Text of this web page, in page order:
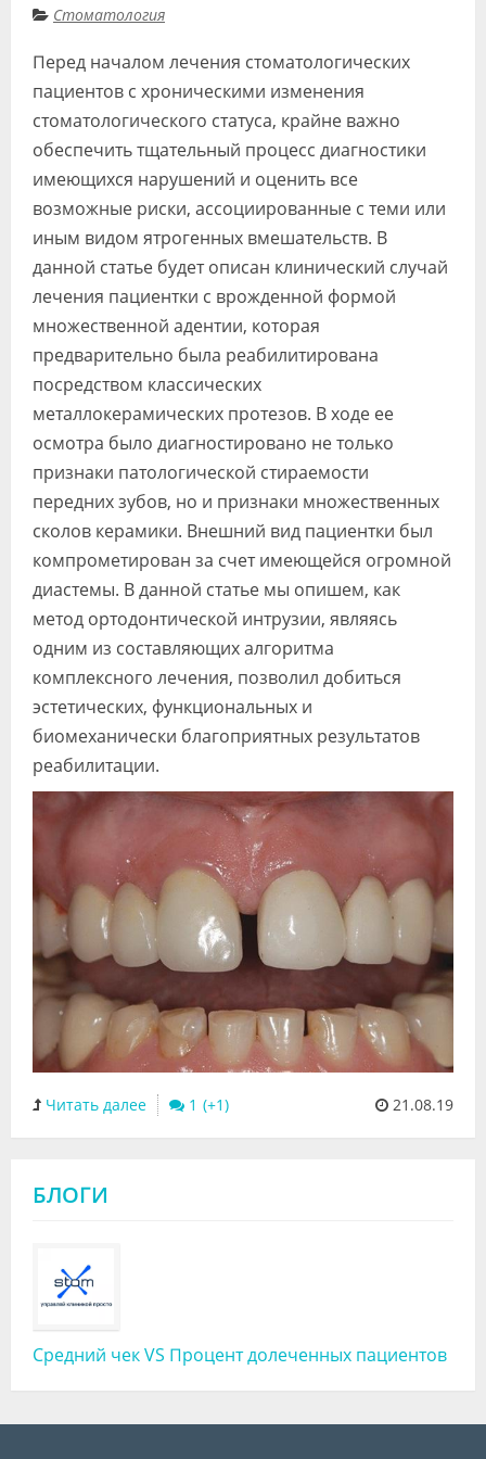
Видео
Форум
Специалисты
Галерея
Блоги
Лаборатории
Стоматология
Перед началом лечения стоматологических
пациентов с хроническими изменения
стоматологического статуса, крайне важно
обеспечить тщательный процесс диагностики
имеющихся нарушений и оценить все
возможные риски, ассоциированные с теми или
иным видом ятрогенных вмешательств. В
данной статье будет описан клинический случай
лечения пациентки с врожденной формой
множественной адентии, которая
предварительно была реабилитирована
посредством классических
металлокерамических протезов. В ходе ее
осмотра было диагностировано не только
признаки патологической стираемости
передних зубов, но и признаки множественных
сколов керамики. Внешний вид пациентки был
компрометирован за счет имеющейся огромной
диастемы. В данной статье мы опишем, как
метод ортодонтической интрузии, являясь
одним из составляющих алгоритма
комплексного лечения, позволил добиться
эстетических, функциональных и
биомеханически благоприятных результатов
реабилитации.
Читать далее 1 21.08.19
БЛОГИ
Средний чек VS Процент долеченных пациентов